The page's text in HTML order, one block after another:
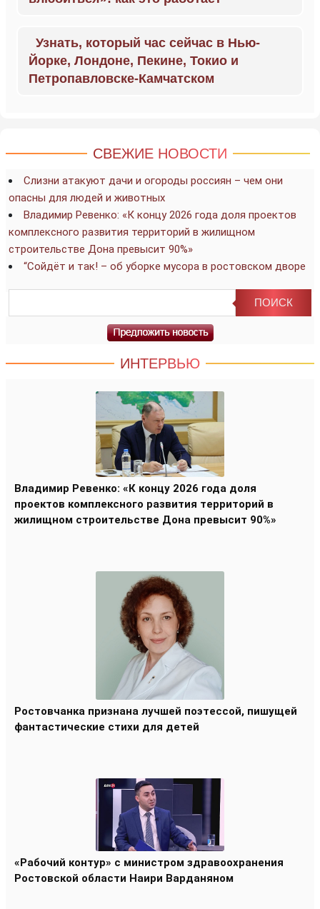
Узнать, который час сейчас в Нью-
Йорке, Лондоне, Пекине, Токио и
Петропавловске-Камчатском
СВЕЖИЕ НОВОСТИ
Слизни атакуют дачи и огороды россиян – чем они
опасны для людей и животных
Владимир Ревенко: «К концу 2026 года доля проектов
комплексного развития территорий в жилищном
строительстве Дона превысит 90%»
“Сойдёт и так! – об уборке мусора в ростовском дворе
ИНТЕРВЬЮ
Владимир Ревенко: «К концу 2026 года доля
проектов комплексного развития территорий в
жилищном строительстве Дона превысит 90%»
Ростовчанка признана лучшей поэтессой, пишущей
фантастические стихи для детей
«Рабочий контур» с министром здравоохранения
Ростовской области Наири Варданяном